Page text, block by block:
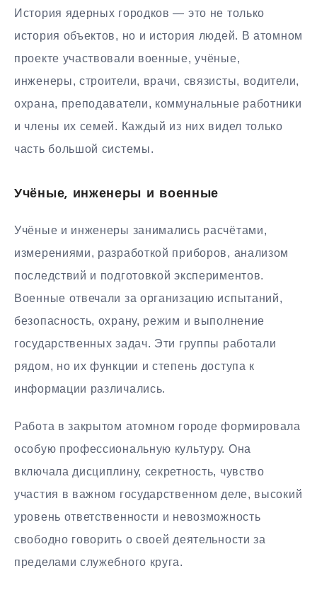
История ядерных городков — это не только
история объектов, но и история людей. В атомном
проекте участвовали военные, учёные,
инженеры, строители, врачи, связисты, водители,
охрана, преподаватели, коммунальные работники
и члены их семей. Каждый из них видел только
часть большой системы.
Учёные, инженеры и военные
Учёные и инженеры занимались расчётами,
измерениями, разработкой приборов, анализом
последствий и подготовкой экспериментов.
Военные отвечали за организацию испытаний,
безопасность, охрану, режим и выполнение
государственных задач. Эти группы работали
рядом, но их функции и степень доступа к
информации различались.
Работа в закрытом атомном городе формировала
особую профессиональную культуру. Она
включала дисциплину, секретность, чувство
участия в важном государственном деле, высокий
уровень ответственности и невозможность
свободно говорить о своей деятельности за
пределами служебного круга.